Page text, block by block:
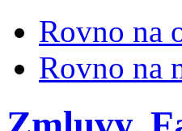
Rovno na
Rovno na